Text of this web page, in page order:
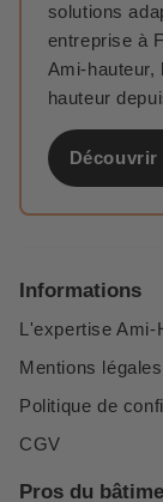
solutions
entreprise à
Ami-
hauteur
Découvrir
Informations
L'expertise Ami-
Mentions légales
Politique de
CGV
Pros du